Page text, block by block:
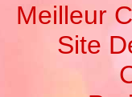
Meilleur
Site